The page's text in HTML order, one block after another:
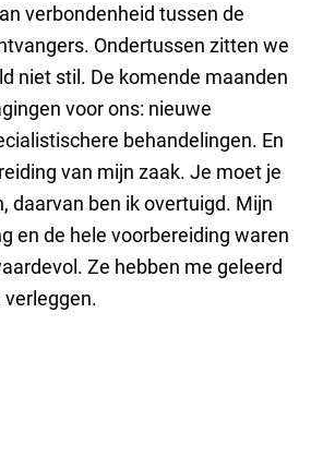
verbondenheid tussen de
Ondertussen zitten we
niet stil. De komende maanden
voor ons: nieuwe
behandelingen. En
van mijn zaak. Je moet je
daarvan ben ik overtuigd. Mijn
en de hele voorbereiding waren
Ze hebben me geleerd